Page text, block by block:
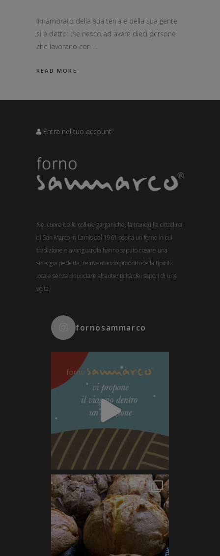
Innamorato della sua terra e della sua gente
si è detto: "se riesco ad avere dieci persone
che lavorano con
READ MORE
Entra nel tuo account
Nel cuore delle colline garganiche, la tranquilla cittadina
di San Marco in Lamis dal 1961 ospita un forno in cui
tradizione e avanguardia hanno saputo creare una
sinergia perfetta, reinventando prodotti della tipicità
locale senza rinunciare all’autenticità dei sapori di una
volta.
fornosammarco